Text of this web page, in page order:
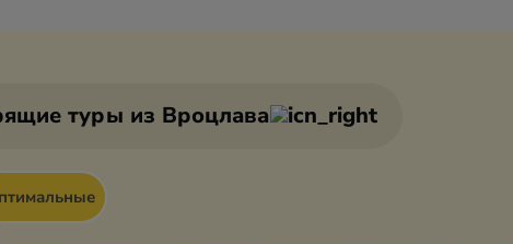
туры из Вроцлава